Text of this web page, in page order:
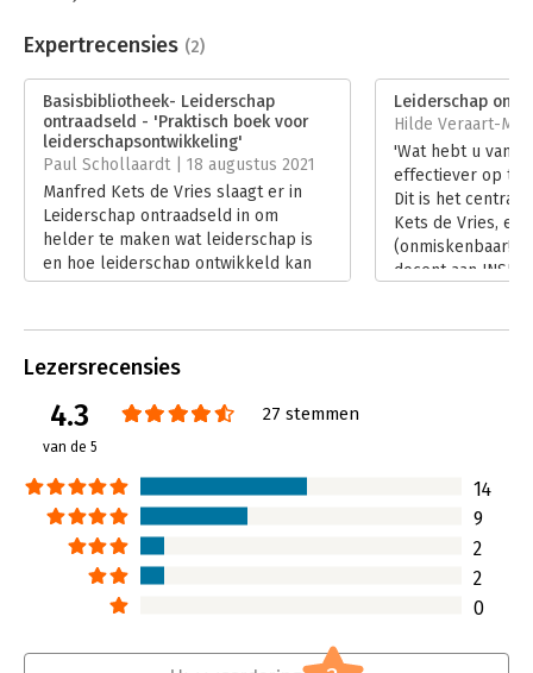
Bestandsformaat:
epub
Uitgever:
Boom
Druk:
1
Verschijningsdatum:
16-8-2010
Hoofdrubriek: Leiderschap
Expertrecensies (2)
Basisbibliotheek- Leiderschap
ontraadseld - 'Praktisch boek voor
leiderschapsontwikkeling'
Paul Schollaardt | 18 augustus 2021
Manfred Kets de Vries slaagt er in
Leiderschap ontraadseld in om
helder te maken wat leiderschap is
en hoe leiderschap ontwikkeld kan
worden. Kets de Vries is econoom en
leerstoel voor
leiderschapsontwikkeling aan
Lees verder
Leiderschap
Hilde Veraart-
'Wat hebt u
effectiever op te
Dit is het
Kets de Vries,
(onmiskenbaar!)
docent aan
Lezersrecensies
4.3
van de 5
27 stemmen
14
9
2
2
0